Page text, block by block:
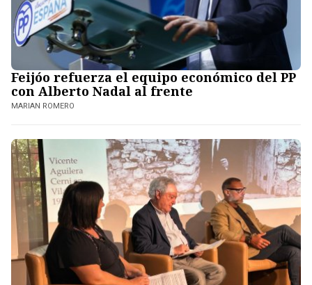
Feijóo refuerza el equipo económico del PP
con Alberto Nadal al frente
MARIAN ROMERO